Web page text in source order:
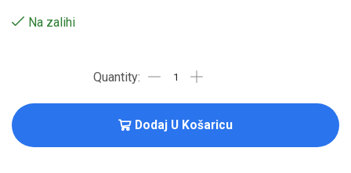
Na zalihi
Dodaj U Košaricu